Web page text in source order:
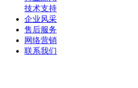
技术支持
企业风采
售后服务
网络营销
联系我们